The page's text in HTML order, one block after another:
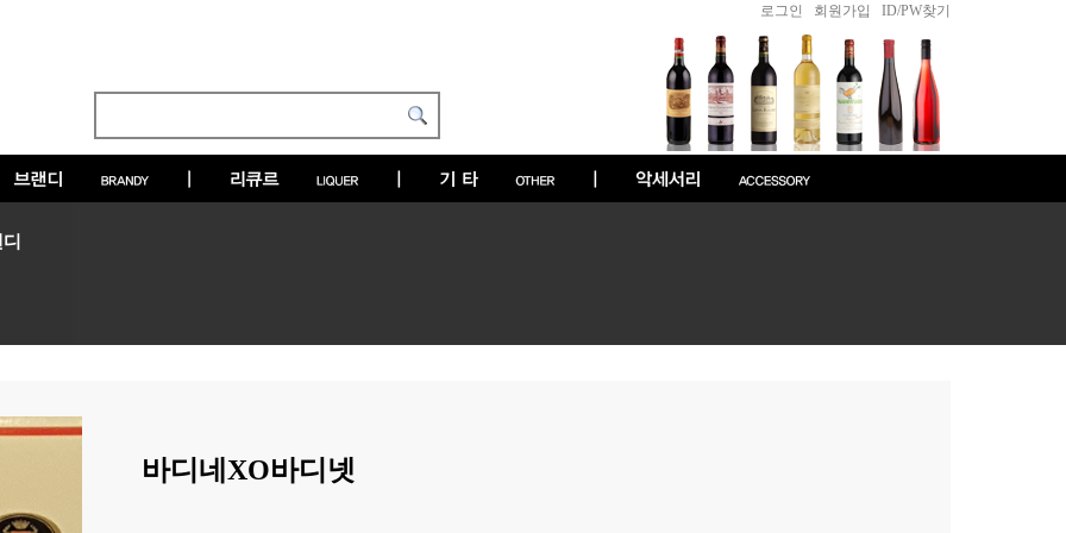
로그인 회원가입 ID/PW찾기
바디네XO바디넷